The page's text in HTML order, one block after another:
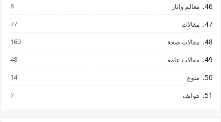
معالم واثار 8
مقالات 77
مقالات صحة 160
مقالات عامة 48
منوع 14
هواتف 2